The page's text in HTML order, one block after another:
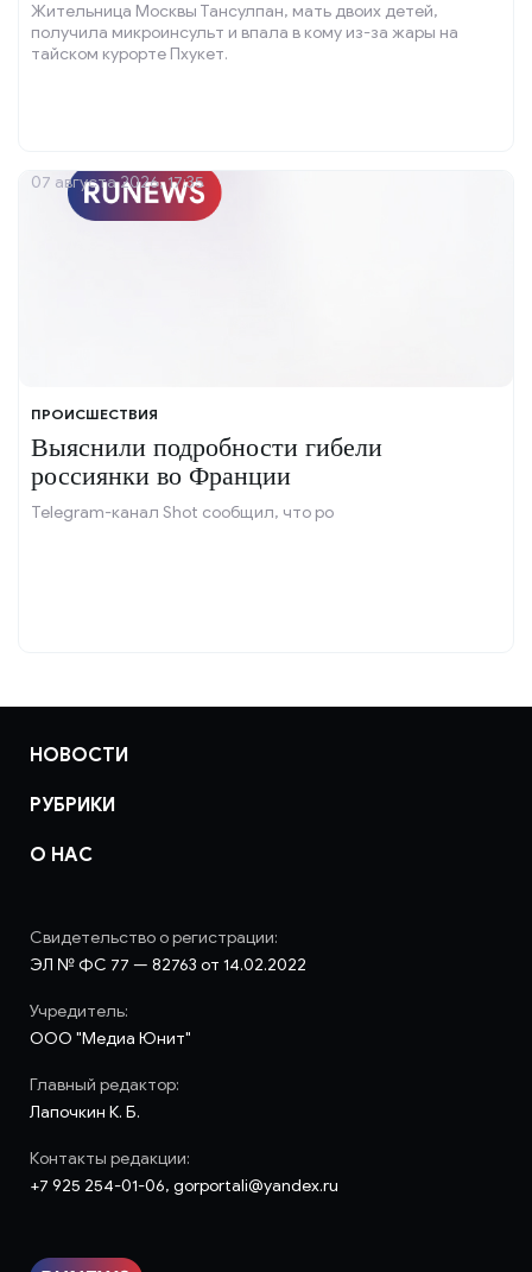
Жительница Москвы Тансулпан, мать двоих детей,
получила микроинсульт и впала в кому из-за жары на
тайском курорте Пхукет.
ПРОИСШЕСТВИЯ
Выяснили подробности гибели
россиянки во Франции
Telegram-канал Shot сообщил, что ро
07 августа 2026, 17:35
НОВОСТИ
РУБРИКИ
О НАС
Свидетельство о регистрации:
ЭЛ № ФС 77 — 82763 от 14.02.2022
Учредитель:
ООО "Медиа Юнит"
Главный редактор:
Лапочкин К. Б.
Контакты редакции:
+7 925 254-01-06, gorportali@yandex.ru